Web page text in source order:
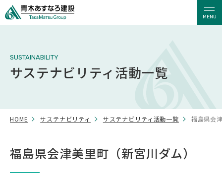
MENU
SUSTAINABILITY
サステナビリティ活動一覧
HOME サステナビリティ サステナビリティ活動一覧 福島県会
福島県会津美里町（新宮川ダム）